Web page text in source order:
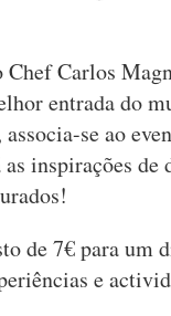
Carlos
entrada do
se ao
inspirações de
de 7€ para um
e